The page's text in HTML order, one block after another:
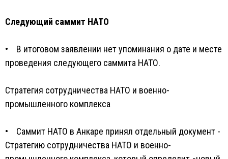
Следующий саммит НАТО
• В итоговом заявлении нет упоминания о дате и месте
проведения следующего саммита НАТО.
Стратегия сотрудничества НАТО и военно-
промышленного комплекса
• Саммит НАТО в Анкаре принял отдельный документ -
Стратегию сотрудничества НАТО и военно-